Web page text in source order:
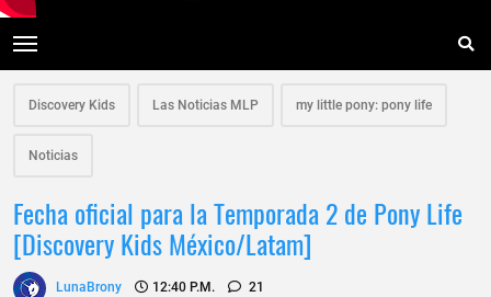
Discovery Kids Las Noticias MLP my little pony: pony life
Noticias
Fecha oficial para la Temporada 2 de Pony Life
[Discovery Kids México/Latam]
LunaBrony 12:40 P.m. 21